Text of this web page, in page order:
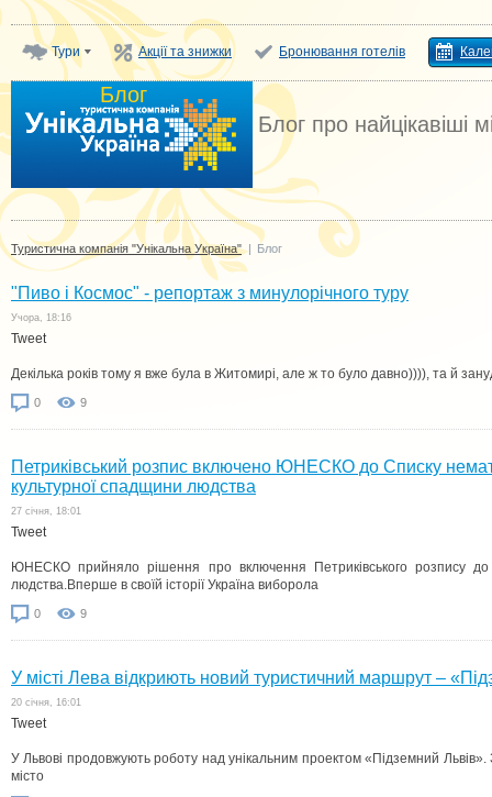
Тури Акції та знижки Бронювання готелів
Туристична компанія "Унікальна
Україна"
Блог
Блог про найцікавіші
Туристична компанія "Унікальна Україна" | Блог
"Пиво і Космос" - репортаж з минулорічного туру
Учора, 18:16
Tweet
Декілька років тому я вже була в Житомирі, але ж то було давно)))), та й
0 9
Петриківський розпис включено ЮНЕСКО до Списку
культурної спадщини людства
27 cічня, 18:01
Tweet
ЮНЕСКО прийняло рішення про включення Петриківського розпису до
людства.Вперше в своїй історії Україна виборола
0 9
У місті Лева відкриють новий туристичний маршрут –
20 cічня, 16:01
Tweet
У Львові продовжують роботу над унікальним проектом «Підземний
місто